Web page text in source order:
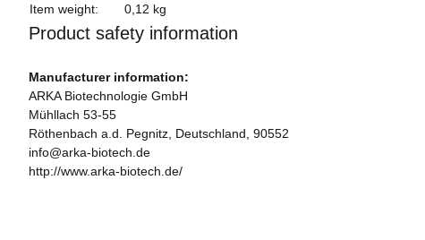
Item weight:
0,12 kg
Product safety information
Manufacturer information:
ARKA Biotechnologie GmbH
Mühllach 53-55
Röthenbach a.d. Pegnitz, Deutschland, 90552
info@arka-biotech.de
http://www.arka-biotech.de/